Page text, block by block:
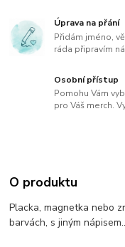
Úprava na přání
Přidám jméno,
ráda připravím
Osobní přístup
Pomohu Vám
pro Váš merch.
O produktu
Placka, magnetka nebo
barvách, s jiným